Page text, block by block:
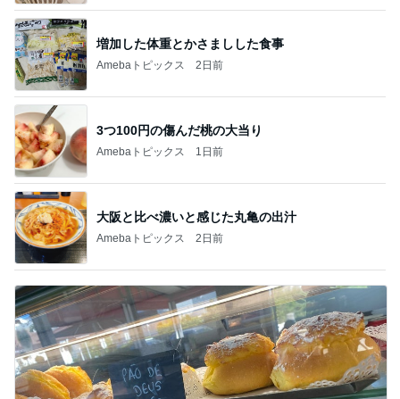
増加した体重とかさましした食事
Amebaトピックス 2日前
3つ100円の傷んだ桃の大当り
Amebaトピックス 1日前
大阪と比べ濃いと感じた丸亀の出汁
Amebaトピックス 2日前